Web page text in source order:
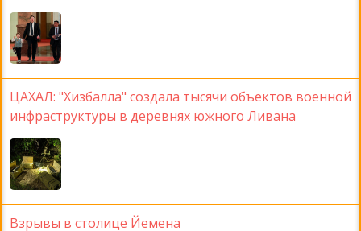
ЦАХАЛ: "Хизбалла" создала тысячи объектов военной
инфраструктуры в деревнях южного Ливана
Взрывы в столице Йемена